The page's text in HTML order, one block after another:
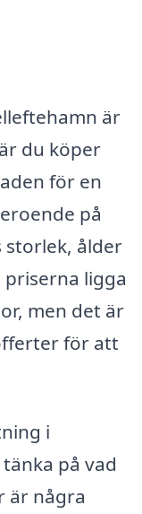
är
du köper
för en
på
storlek, ålder
priserna ligga
men det är
för att
i
på vad
är några